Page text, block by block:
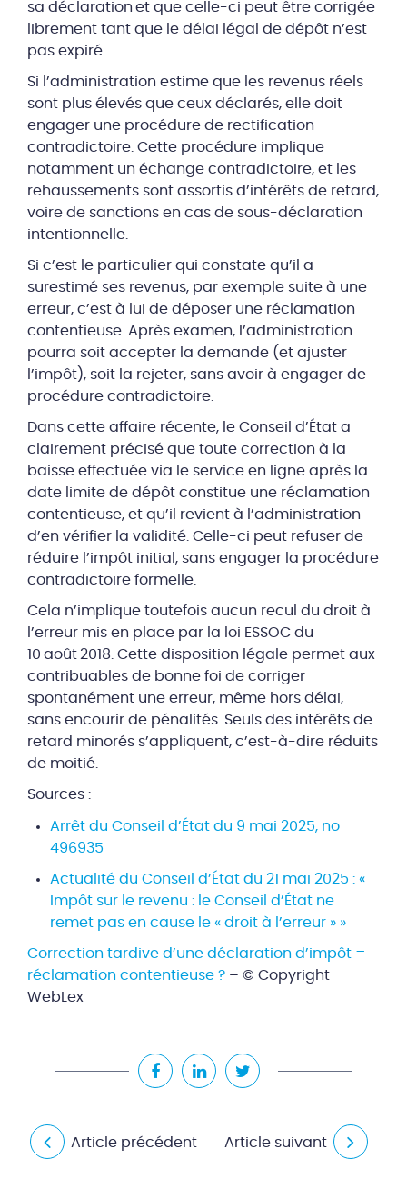
sa déclaration et que celle-ci peut être corrigée
librement tant que le délai légal de dépôt n’est
pas expiré.
Si l’administration estime que les revenus réels
sont plus élevés que ceux déclarés, elle doit
engager une procédure de rectification
contradictoire. Cette procédure implique
notamment un échange contradictoire, et les
rehaussements sont assortis d’intérêts de retard,
voire de sanctions en cas de sous-déclaration
intentionnelle.
Si c’est le particulier qui constate qu’il a
surestimé ses revenus, par exemple suite à une
erreur, c’est à lui de déposer une réclamation
contentieuse. Après examen, l’administration
pourra soit accepter la demande (et ajuster
l’impôt), soit la rejeter, sans avoir à engager de
procédure contradictoire.
Dans cette affaire récente, le Conseil d’État a
clairement précisé que toute correction à la
baisse effectuée via le service en ligne après la
date limite de dépôt constitue une réclamation
contentieuse, et qu’il revient à l’administration
d’en vérifier la validité. Celle-ci peut refuser de
réduire l’impôt initial, sans engager la procédure
contradictoire formelle.
Cela n’implique toutefois aucun recul du droit à
l’erreur mis en place par la loi ESSOC du
10 août 2018. Cette disposition légale permet aux
contribuables de bonne foi de corriger
spontanément une erreur, même hors délai,
sans encourir de pénalités. Seuls des intérêts de
retard minorés s’appliquent, c’est-à-dire réduits
de moitié.
Sources :
Arrêt du Conseil d’État du 9 mai 2025, no
496935
Actualité du Conseil d’État du 21 mai 2025 : «
Impôt sur le revenu : le Conseil d’État ne
remet pas en cause le « droit à l’erreur » »
Correction tardive d’une déclaration d’impôt =
réclamation contentieuse ? – © Copyright
WebLex
Article précédent Article suivant